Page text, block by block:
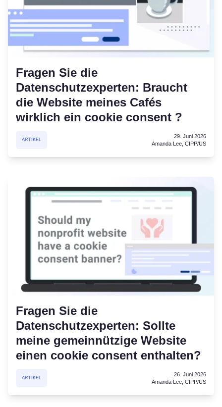
Fragen Sie die
Datenschutzexperten: Braucht
die Website meines Cafés
wirklich ein cookie consent ?
ARTIKEL
29. Juni 2026
Amanda Lee, CIPP/US
Fragen Sie die
Datenschutzexperten: Sollte
meine gemeinnützige Website
einen cookie consent enthalten?
ARTIKEL
26. Juni 2026
Amanda Lee, CIPP/US